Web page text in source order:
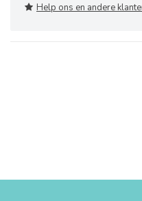
Help ons en andere